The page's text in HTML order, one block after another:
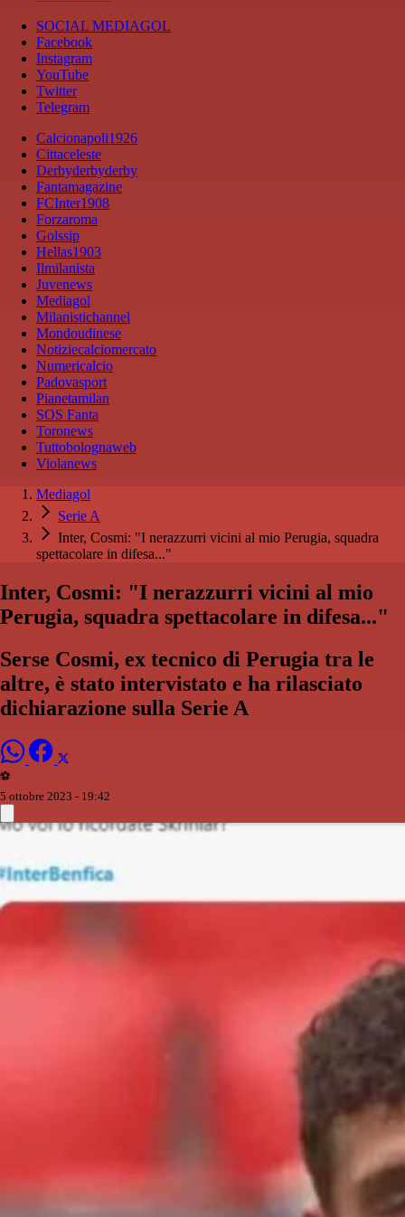
SOCIAL MEDIAGOL
Facebook
Instagram
YouTube
Twitter
Telegram
Calcionapoli1926
Cittaceleste
Derbyderbyderby
Fantamagazine
FCInter1908
Forzaroma
Golssip
Hellas1903
Ilmilanista
Juvenews
Mediagol
Milanistichannel
Mondoudinese
Notiziecalciomercato
Numericalcio
Padovasport
Pianetamilan
SOS Fanta
Toronews
Tuttobolognaweb
Violanews
Mediagol
Serie A
Inter, Cosmi: "I nerazzurri vicini al mio Perugia, squadra
spettacolare in difesa..."
Inter, Cosmi: "I nerazzurri vicini al mio
Perugia, squadra spettacolare in difesa..."
Serse Cosmi, ex tecnico di Perugia tra le
altre, è stato intervistato e ha rilasciato
dichiarazione sulla Serie A
⚽️
5 ottobre 2023 - 19:42